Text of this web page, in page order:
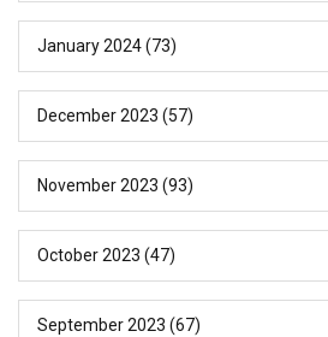
January 2024(73)
December 2023 (57)
November 2023 (93)
October 2023 (47)
September 2023 (67)